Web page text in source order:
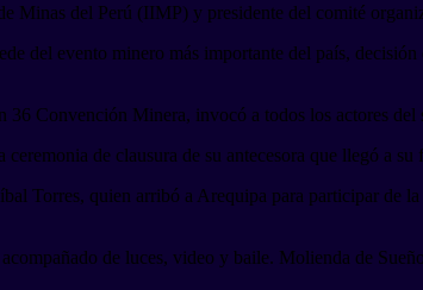
del Perú (IIMP) y presidente del comité
del evento minero más importante del país,
Convención Minera, invocó a todos los actores
de clausura de su antecesora que llegó a
Torres, quien arribó a Arequipa para participar de
de luces, video y baile. Molienda de